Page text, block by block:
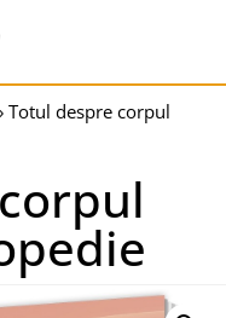
Totul despre corpul